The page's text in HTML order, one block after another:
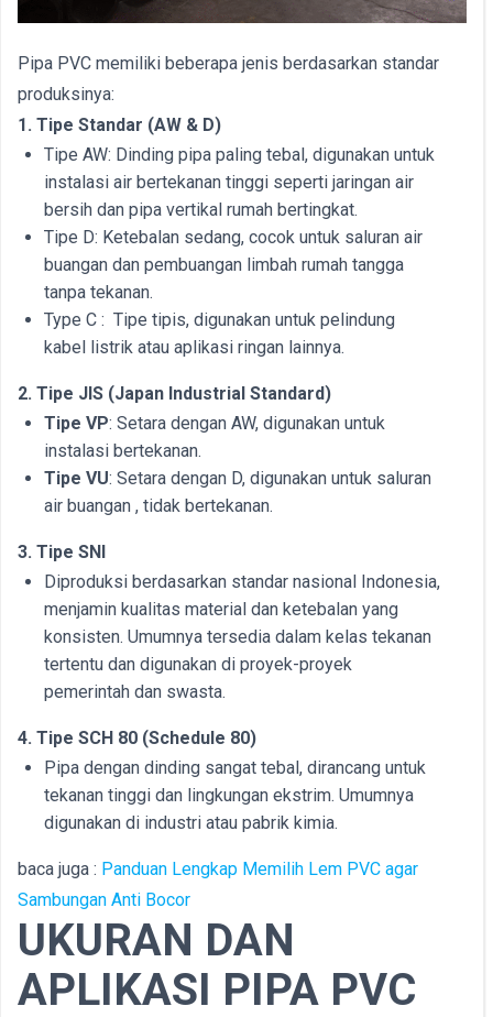
Pipa PVC memiliki beberapa jenis berdasarkan standar
produksinya:
1. Tipe Standar (AW & D)
Tipe AW: Dinding pipa paling tebal, digunakan untuk
instalasi air bertekanan tinggi seperti jaringan air
bersih dan pipa vertikal rumah bertingkat.
Tipe D: Ketebalan sedang, cocok untuk saluran air
buangan dan pembuangan limbah rumah tangga
tanpa tekanan.
Type C : Tipe tipis, digunakan untuk pelindung
kabel listrik atau aplikasi ringan lainnya.
2. Tipe JIS (Japan Industrial Standard)
Tipe VP: Setara dengan AW, digunakan untuk
instalasi bertekanan.
Tipe VU: Setara dengan D, digunakan untuk saluran
air buangan , tidak bertekanan.
3. Tipe SNI
Diproduksi berdasarkan standar nasional Indonesia,
menjamin kualitas material dan ketebalan yang
konsisten. Umumnya tersedia dalam kelas tekanan
tertentu dan digunakan di proyek-proyek
pemerintah dan swasta.
4. Tipe SCH 80 (Schedule 80)
Pipa dengan dinding sangat tebal, dirancang untuk
tekanan tinggi dan lingkungan ekstrim. Umumnya
digunakan di industri atau pabrik kimia.
baca juga : Panduan Lengkap Memilih Lem PVC agar
Sambungan Anti Bocor
UKURAN DAN
APLIKASI PIPA PVC